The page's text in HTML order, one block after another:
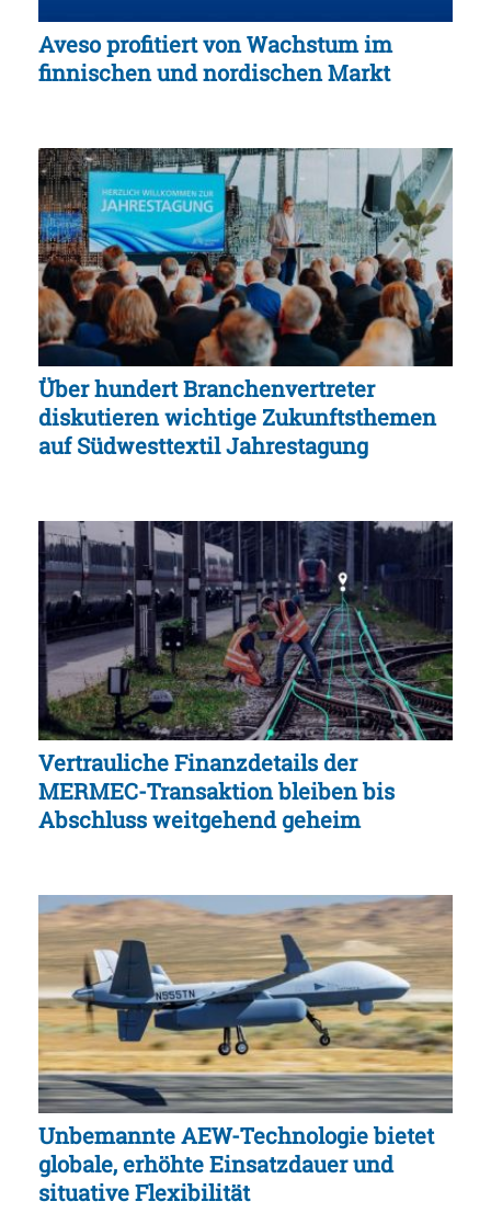
Aveso profitiert von Wachstum im
finnischen und nordischen Markt
Über hundert Branchenvertreter
diskutieren wichtige Zukunftsthemen
auf Südwesttextil Jahrestagung
Vertrauliche Finanzdetails der
MERMEC-Transaktion bleiben bis
Abschluss weitgehend geheim
Unbemannte AEW-Technologie bietet
globale, erhöhte Einsatzdauer und
situative Flexibilität